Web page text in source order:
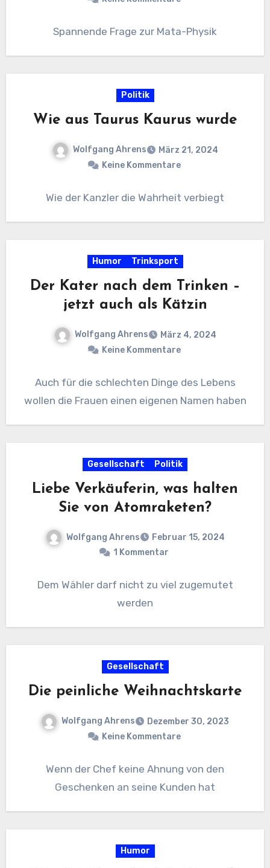
Spannende Frage zur Mata-Physik
Politik
Wie aus Taurus Kaurus wurde
Wolfgang Ahrens
März 21, 2024
Keine Kommentare
Wie der Kanzler die Wahrheit verbiegt
Humor Trinksport
Der Kater nach dem Trinken –
jetzt auch als Kätzin
Wolfgang Ahrens
März 4, 2024
Keine Kommentare
Auch für die schlechten Dinge des Lebens
wollen die Frauen einen eigenen Namen haben
Gesellschaft Politik
Liebe Verkäuferin, was halten
Sie von Atomraketen?
Wolfgang Ahrens
Februar 15, 2024
1 Kommentar
Dem Wähler darf nicht zu viel zugemutet
werden
Gesellschaft
Die peinliche Weihnachtskarte
Wolfgang Ahrens
Dezember 30, 2023
Keine Kommentare
Wenn der Chef keine Ahnung von den
Geschenken an seine Kunden hat
Humor